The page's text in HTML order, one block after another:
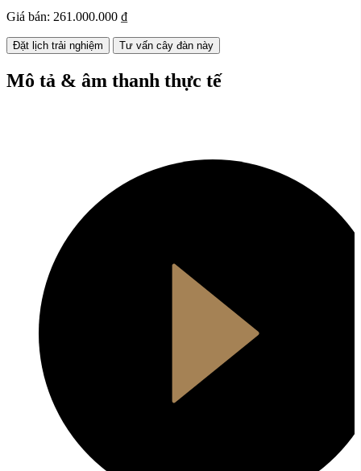
Giá bán: 261.000.000 ₫
Đặt lịch trải nghiệm Tư vấn cây đàn này
Mô tả & âm thanh thực tế